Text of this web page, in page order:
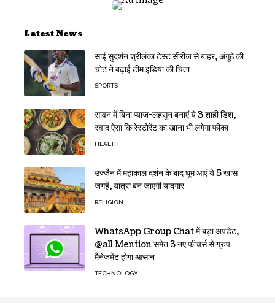
Latest News
साई सुदर्शन श्रीलंका टेस्ट सीरीज से बाहर, अंगूठे की
चोट ने बढ़ाई टीम इंडिया की चिंता
SPORTS
सावन में बिना प्याज-लहसुन बनाएं ये 3 शाही डिश,
स्वाद ऐसा कि रेस्टोरेंट का खाना भी लगेगा फीका
HEALTH
उज्जैन में महाकाल दर्शन के बाद घूम आएं ये 5 खास
जगहें, यात्रा बन जाएगी यादगार
RELIGION
WhatsApp Group Chat में बड़ा अपडेट,
@all Mention समेत 3 नए फीचर्स से ग्रुप
मैनेजमेंट होगा आसान
TECHNOLOGY